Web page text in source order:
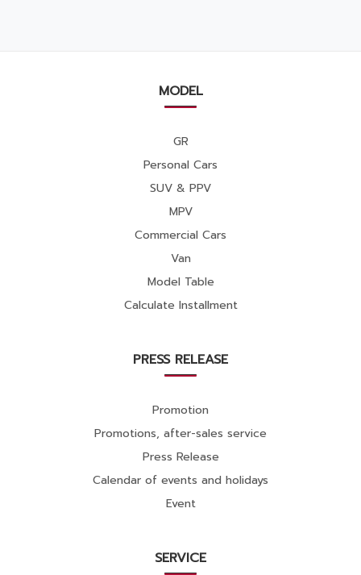
MODEL
GR
Personal Cars
SUV & PPV
MPV
Commercial Cars
Van
Model Table
Calculate Installment
PRESS RELEASE
Promotion
Promotions, after-sales service
Press Release
Calendar of events and holidays
Event
SERVICE